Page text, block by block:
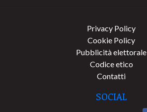
Privacy Policy
Cookie Policy
Pubblicità elettorale
Codice etico
Contatti
SOCIAL